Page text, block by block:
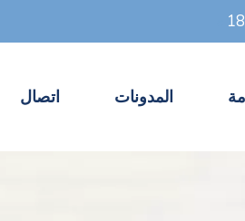
المدونات اتصال